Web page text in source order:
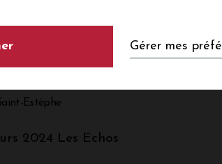
Gérer mes
PHELAN
Estèphe
2024 Les Echos